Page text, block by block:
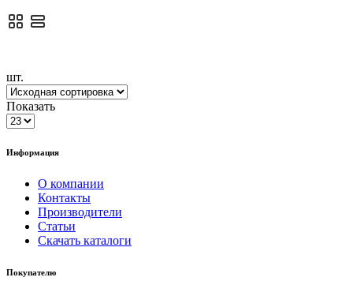
шт.
Показать
Информация
О компании
Контакты
Производители
Статьи
Скачать каталоги
Покупателю